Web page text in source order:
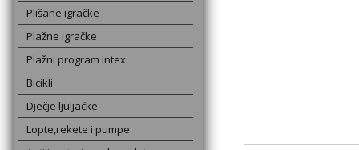
Plišane igračke
Plažne igračke
Plažni program Intex
Bicikli
Dječje ljuljačke
Lopte,rekete i pumpe